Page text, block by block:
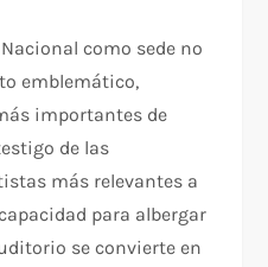
como sede no
emblemático,
importantes de
de las
más relevantes a
para albergar
se convierte en